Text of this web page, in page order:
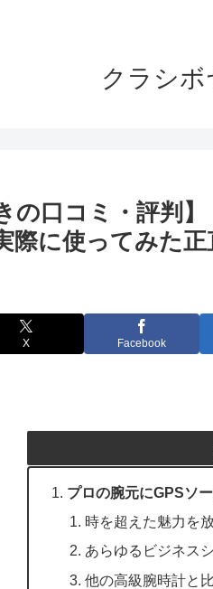
クラシ
の口コミ・評判
際に使ってみた正
X Facebook
プロの腕元にGPSソ
時を超えた魅力を
あらゆるビジネス
他の高級腕時計と